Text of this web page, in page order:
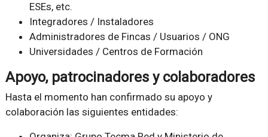
ESEs, etc.
Integradores / Instaladores
Administradores de Fincas / Usuarios / ONG
Universidades / Centros de Formación
Apoyo, patrocinadores y colaboradores
Hasta el momento han confirmado su apoyo y
colaboración las siguientes entidades: